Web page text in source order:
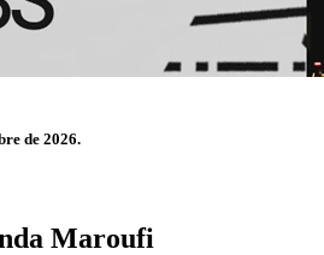
de 2026.
Maroufi